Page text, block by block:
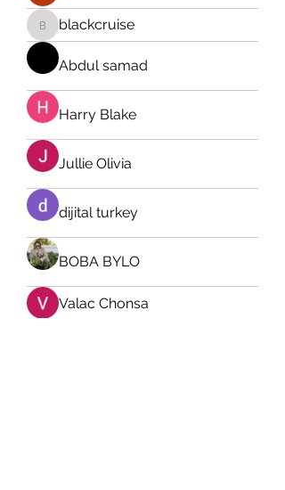
blackcruise
blackcruise
Abdul samad
Harry Blake
Jullie Olivia
dijital turkey
BOBA BYLO
Valac Chonsa